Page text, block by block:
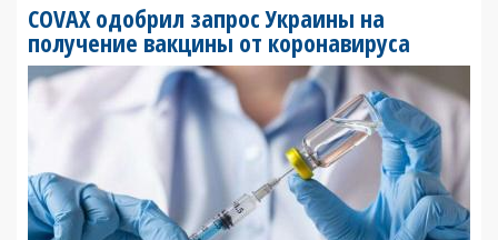
COVAX одобрил запрос Украины на
получение вакцины от коронавируса